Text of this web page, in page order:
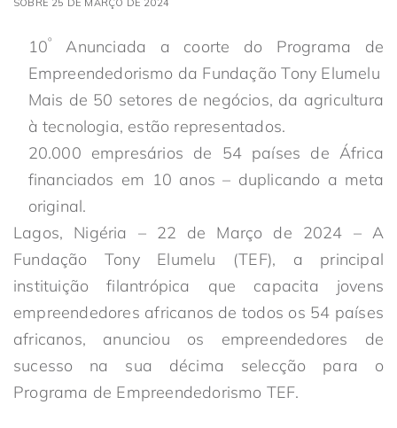
10º
Anunciada a coorte do Programa de
Empreendedorismo da Fundação Tony Elumelu
Mais de 50 setores de negócios, da agricultura
à tecnologia, estão representados.
20.000 empresários de 54 países de África
financiados em 10 anos – duplicando a meta
original.
Lagos, Nigéria – 22 de Março de 2024 – A
Fundação Tony Elumelu (TEF), a principal
instituição filantrópica que capacita jovens
empreendedores africanos de todos os 54 países
africanos, anunciou os empreendedores de
sucesso na sua décima selecção para o
Programa de Empreendedorismo TEF.